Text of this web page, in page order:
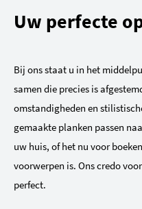
Uw perfecte
Bij ons staat u in het
samen die precies is
omstandigheden en
gemaakte planken passen
uw huis, of het nu voor
voorwerpen is. Ons credo
perfect.